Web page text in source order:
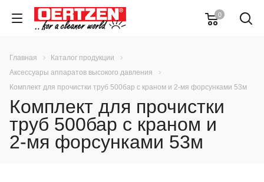
0
Главная
Каталог продукции
Аксессуары аппаратов высокого давления
Комплект для прочистки труб 500бар с краном и 2-мя форсунками 53м
Комплект для прочистки
труб 500бар с краном и
2-мя форсунками 53м